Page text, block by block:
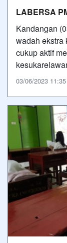
LABERSA
Kandangan
wadah ekstra
cukup aktif
03/06/2023